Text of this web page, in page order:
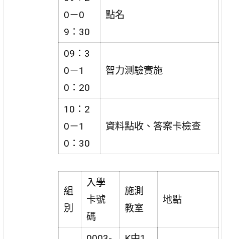
0－0
9：30
點名
09：3
0－1
0：20
智力測驗實施
10：2
0－1
0：30
資料點收、答案卡檢查
組
別
入學
卡號
碼
施測
教室
地點